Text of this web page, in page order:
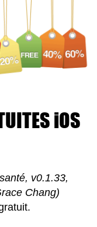
iOS
v0.1.33,
Chang)